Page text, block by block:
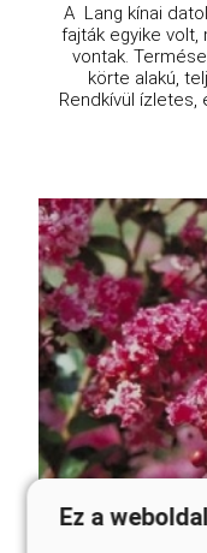
A Lang kínai
fajták egyike
vontak.
körte alakú,
Rendkívül
Ez a